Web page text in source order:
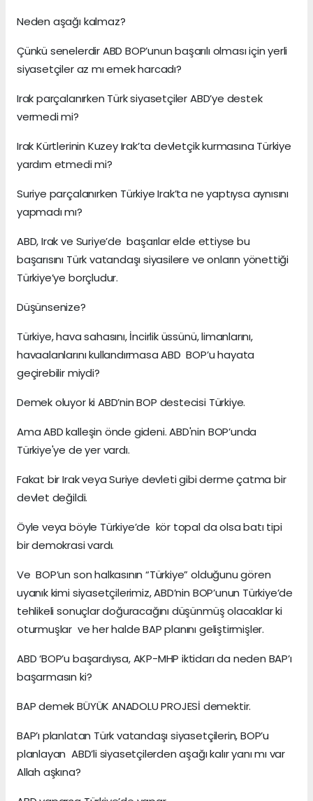
Neden aşağı kalmaz?
Çünkü senelerdir ABD BOP’unun başarılı olması için yerli
siyasetçiler az mı emek harcadı?
Irak parçalanırken Türk siyasetçiler ABD’ye destek
vermedi mi?
Irak Kürtlerinin Kuzey Irak’ta devletçik kurmasına Türkiye
yardım etmedi mi?
Suriye parçalanırken Türkiye Irak’ta ne yaptıysa aynısını
yapmadı mı?
ABD, Irak ve Suriye’de başarılar elde ettiyse bu
başarısını Türk vatandaşı siyasilere ve onların yönettiği
Türkiye’ye borçludur.
Düşünsenize?
Türkiye, hava sahasını, İncirlik üssünü, limanlarını,
havaalanlarını kullandırmasa ABD BOP’u hayata
geçirebilir miydi?
Demek oluyor ki ABD’nin BOP destecisi Türkiye.
Ama ABD kalleşin önde gideni. ABD'nin BOP’unda
Türkiye'ye de yer vardı.
Fakat bir Irak veya Suriye devleti gibi derme çatma bir
devlet değildi.
Öyle veya böyle Türkiye’de kör topal da olsa batı tipi
bir demokrasi vardı.
Ve BOP’un son halkasının “Türkiye” olduğunu gören
uyanık kimi siyasetçilerimiz, ABD’nin BOP’unun Türkiye’de
tehlikeli sonuçlar doğuracağını düşünmüş olacaklar ki
oturmuşlar ve her halde BAP planını geliştirmişler.
ABD ‘BOP’u başardıysa, AKP-MHP iktidarı da neden BAP’ı
başarmasın ki?
BAP demek BÜYÜK ANADOLU PROJESİ demektir.
BAP’ı planlatan Türk vatandaşı siyasetçilerin, BOP’u
planlayan ABD’li siyasetçilerden aşağı kalır yanı mı var
Allah aşkına?